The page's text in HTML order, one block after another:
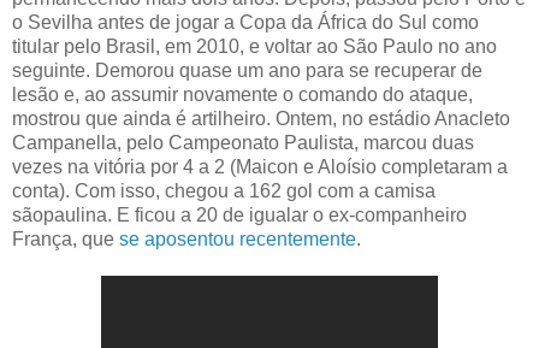
o Sevilha antes de jogar a Copa da África do Sul como
titular pelo Brasil, em 2010, e voltar ao São Paulo no ano
seguinte. Demorou quase um ano para se recuperar de
lesão e, ao assumir novamente o comando do ataque,
mostrou que ainda é artilheiro. Ontem, no estádio Anacleto
Campanella, pelo Campeonato Paulista, marcou duas
vezes na vitória por 4 a 2 (Maicon e Aloísio completaram a
conta). Com isso, chegou a 162 gol com a camisa
sãopaulina. E ficou a 20 de igualar o ex-companheiro
França, que se aposentou recentemente.